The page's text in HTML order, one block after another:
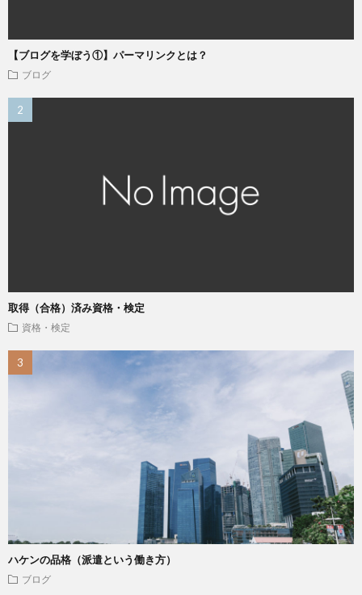
【ブログを学ぼう①】パーマリンクとは？
ブログ
取得（合格）済み資格・検定
資格・検定
ハケンの品格（派遣という働き方）
ブログ